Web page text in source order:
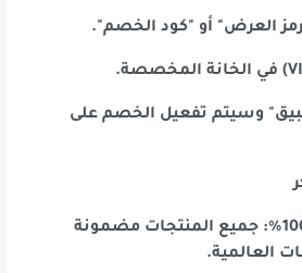
العرض" أو "كود الخصم".
وسيتم تفعيل الخصم على
منتجات أصلية 100%: جميع المنتجات مضمونة
العالمية.